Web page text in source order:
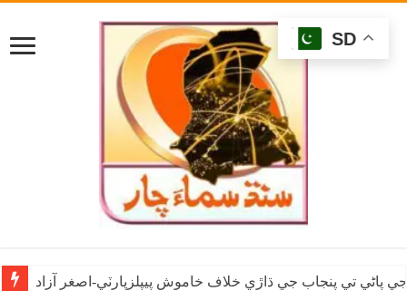
پاڻي تي پنجاب جي ڌاڙي خلاف خاموش پيپلزپارٽي-اصغر آزاد
SD